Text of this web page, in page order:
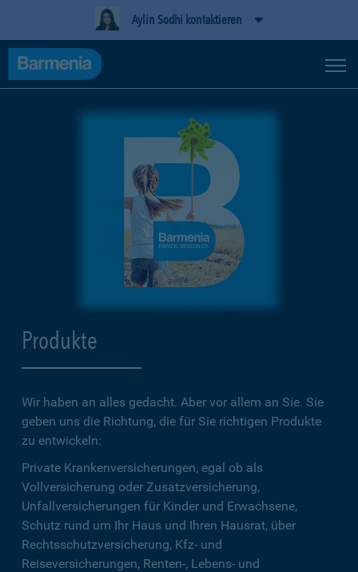
Aylin Sodhi kontaktieren
Produkte
Wir haben an alles gedacht. Aber vor allem an Sie. Sie
geben uns die Richtung, die für Sie richtigen Produkte
zu entwickeln:
Private Krankenversicherungen, egal ob als
Vollversicherung oder Zusatzversicherung,
Unfallversicherungen für Kinder und Erwachsene,
Schutz rund um Ihr Haus und Ihren Hausrat, über
Rechtsschutzversicherung, Kfz- und
Reiseversicherungen, Renten-, Lebens- und